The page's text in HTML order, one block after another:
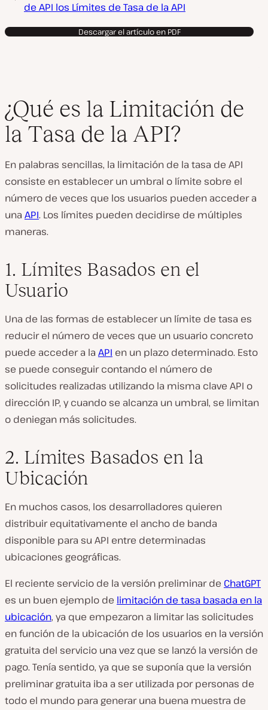
de API los Límites de Tasa de la API
Descargar el artículo en PDF
¿Qué es la Limitación de
la Tasa de la API?
En palabras sencillas, la limitación de la tasa de API
consiste en establecer un umbral o límite sobre el
número de veces que los usuarios pueden acceder a
una API. Los límites pueden decidirse de múltiples
maneras.
1. Límites Basados en el
Usuario
Una de las formas de establecer un límite de tasa es
reducir el número de veces que un usuario concreto
puede acceder a la API en un plazo determinado. Esto
se puede conseguir contando el número de
solicitudes realizadas utilizando la misma clave API o
dirección IP, y cuando se alcanza un umbral, se limitan
o deniegan más solicitudes.
2. Límites Basados en la
Ubicación
En muchos casos, los desarrolladores quieren
distribuir equitativamente el ancho de banda
disponible para su API entre determinadas
ubicaciones geográficas.
El reciente servicio de la versión preliminar de ChatGPT
es un buen ejemplo de limitación de tasa basada en la
ubicación, ya que empezaron a limitar las solicitudes
en función de la ubicación de los usuarios en la versión
gratuita del servicio una vez que se lanzó la versión de
pago. Tenía sentido, ya que se suponía que la versión
preliminar gratuita iba a ser utilizada por personas de
todo el mundo para generar una buena muestra de